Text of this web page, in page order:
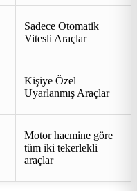
Sadece Otomatik
Vitesli Araçlar
Kişiye Özel
Uyarlanmış Araçlar
Motor hacmine göre
tüm iki tekerlekli
araçlar